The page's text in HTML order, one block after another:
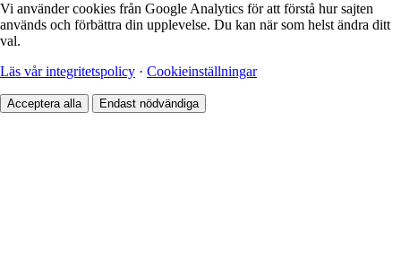
Vi använder cookies från Google Analytics för att förstå hur sajten
används och förbättra din upplevelse. Du kan när som helst ändra ditt
val.
Läs vår integritetspolicy · Cookieinställningar
Acceptera alla Endast nödvändiga